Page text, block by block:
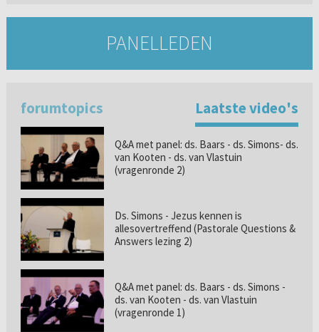
PANELLEDEN
forumtopics Laatste video's
Q&A met panel: ds. Baars - ds. Simons- ds.
van Kooten - ds. van Vlastuin
(vragenronde 2)
Ds. Simons - Jezus kennen is
allesovertreffend (Pastorale Questions &
Answers lezing 2)
Q&A met panel: ds. Baars - ds. Simons -
ds. van Kooten - ds. van Vlastuin
(vragenronde 1)